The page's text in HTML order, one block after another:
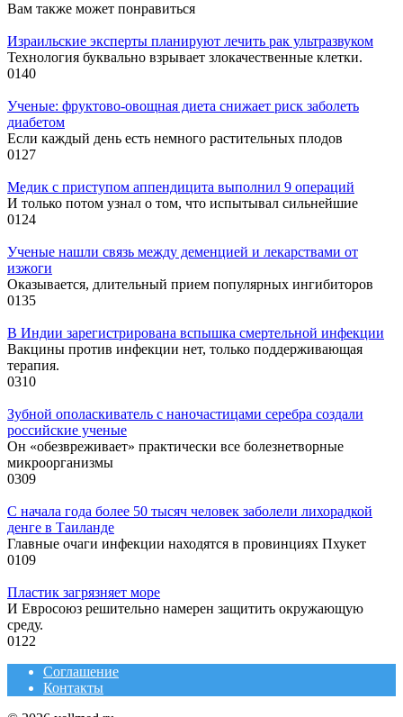
Вам также может понравиться
Израильские эксперты планируют лечить рак ультразвуком
Технология буквально взрывает злокачественные клетки.
0140
Ученые: фруктово-овощная диета снижает риск заболеть
диабетом
Если каждый день есть немного растительных плодов
0127
Медик с приступом аппендицита выполнил 9 операций
И только потом узнал о том, что испытывал сильнейшие
0124
Ученые нашли связь между деменцией и лекарствами от
изжоги
Оказывается, длительный прием популярных ингибиторов
0135
В Индии зарегистрирована вспышка смертельной инфекции
Вакцины против инфекции нет, только поддерживающая
терапия.
0310
Зубной ополаскиватель с наночастицами серебра создали
российские ученые
Он «обезвреживает» практически все болезнетворные
микроорганизмы
0309
С начала года более 50 тысяч человек заболели лихорадкой
денге в Таиланде
Главные очаги инфекции находятся в провинциях Пхукет
0109
Пластик загрязняет море
И Евросоюз решительно намерен защитить окружающую
среду.
0122
Соглашение
Контакты